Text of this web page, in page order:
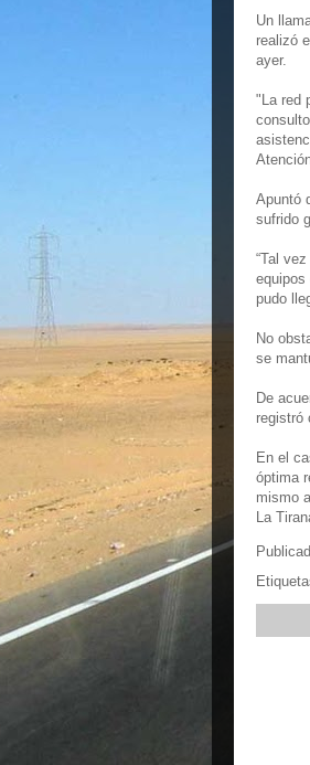
Un
realizó
ayer.
"La red
Apuntó
sufrido
“Tal
pudo
No
se
De
registró
En el
óptima
mismo
La